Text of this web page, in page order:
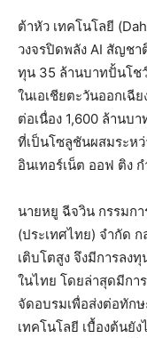
ต้าหัว เทคโนโลยี
วงจรปิดพลัง AI สัญช
ทุน 35 ล้านบาทปั้นโช
ในเอเชียตะวันออกเฉี
ต่อเนื่อง 1,600 ล้านบ
ที่เป็นโซลูชันผสมระห
อินเทอร์เน็ต ออฟ ติง
นายหยู ฉีจวิน กรรมก
(ประเทศไทย) จำกัด
เติบโตสูง จึงมีการลง
ในไทย โดยล่าสุดมีกา
จัดอบรมเพื่อส่งต่อทัก
เทคโนโลยี เบื้องต้นยั